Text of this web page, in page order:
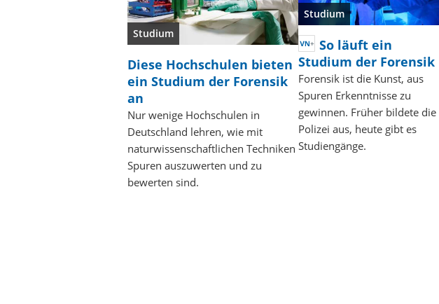
Studium
Diese Hochschulen bieten
ein Studium der Forensik
an
Nur wenige Hochschulen in
Deutschland lehren, wie mit
naturwissenschaftlichen Techniken
Spuren auszuwerten und zu
bewerten sind.
Studium
So läuft ein
Studium der Forensik
Forensik ist die Kunst, aus
Spuren Erkenntnisse zu
gewinnen. Früher bildete die
Polizei aus, heute gibt es
Studiengänge.